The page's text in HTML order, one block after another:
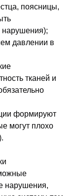
поясницы,
нарушения);
давлении в
тканей и
формируют
могут плохо
нарушения,